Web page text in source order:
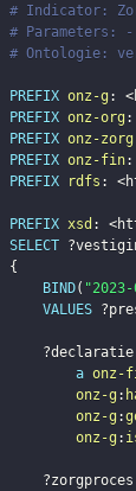
# Indicator:
# Parameters: -
# Ontologie:
PREFIX onz-g : <
PREFIX onz-org :
PREFIX onz-zorg
PREFIX onz-fin:
PREFIX rdfs : <
PREFIX xsd : <
SELECT
{
BIND(
VALUES
?declaratie
a onz-
onz-g :
onz-g :
onz-g :
?zorgproces